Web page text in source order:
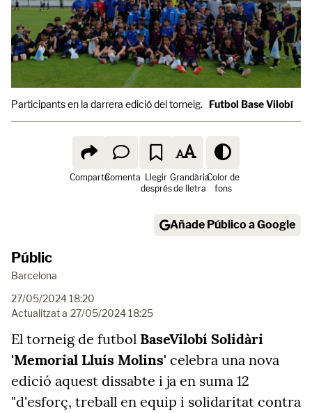
Participants en la darrera edició del torneig. Futbol Base Vilobí
ComparteComenta Llegir
després
Grandària
de lletra
Color de
fons
Añade Público a Google
Públic
Barcelona
27/05/2024 18:20
Actualitzat a 27/05/2024 18:25
El torneig de futbol BaseVilobí Solidàri
'Memorial Lluís Molins' celebra una nova
edició aquest dissabte i ja en suma 12
"d'esforç, treball en equip i solidaritat contra